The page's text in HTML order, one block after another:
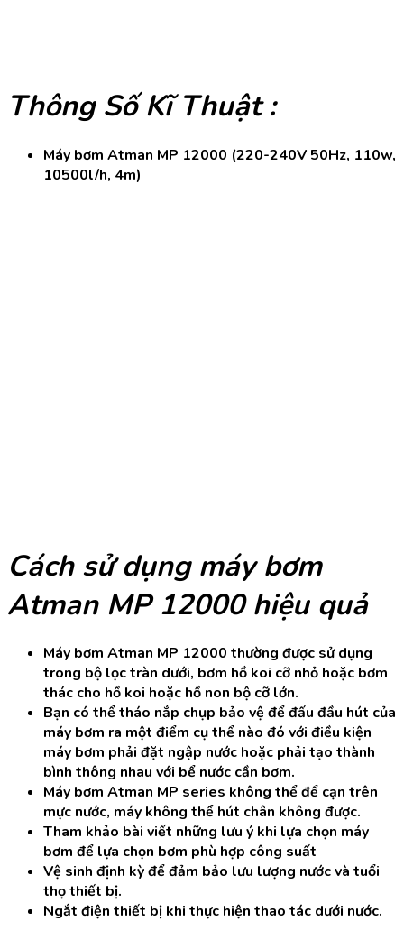
Thông Số Kĩ Thuật :
Máy bơm Atman MP 12000 (220-240V 50Hz, 110w,
10500l/h, 4m)
Cách sử dụng máy bơm
Atman MP 12000 hiệu quả
Máy bơm Atman MP 12000 thường được sử dụng
trong bộ lọc tràn dưới, bơm hồ koi cỡ nhỏ hoặc bơm
thác cho hồ koi hoặc hồ non bộ cỡ lớn.
Bạn có thể tháo nắp chụp bảo vệ để đấu đầu hút của
máy bơm ra một điểm cụ thể nào đó với điều kiện
máy bơm phải đặt ngập nước hoặc phải tạo thành
bình thông nhau với bể nước cần bơm.
Máy bơm Atman MP series không thể để cạn trên
mực nước, máy không thể hút chân không được.
Tham khảo bài viết những lưu ý khi lựa chọn máy
bơm để lựa chọn bơm phù hợp công suất
Vệ sinh định kỳ để đảm bảo lưu lượng nước và tuổi
thọ thiết bị.
Ngắt điện thiết bị khi thực hiện thao tác dưới nước.